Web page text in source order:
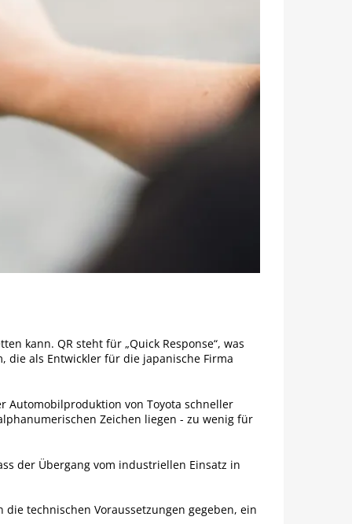
kann. QR steht für „Quick Response“, was
die als Entwickler für die japanische Firma
Automobilproduktion von Toyota schneller
Zeichen liegen - zu wenig für
der Übergang vom industriellen Einsatz in
technischen Voraussetzungen gegeben, ein